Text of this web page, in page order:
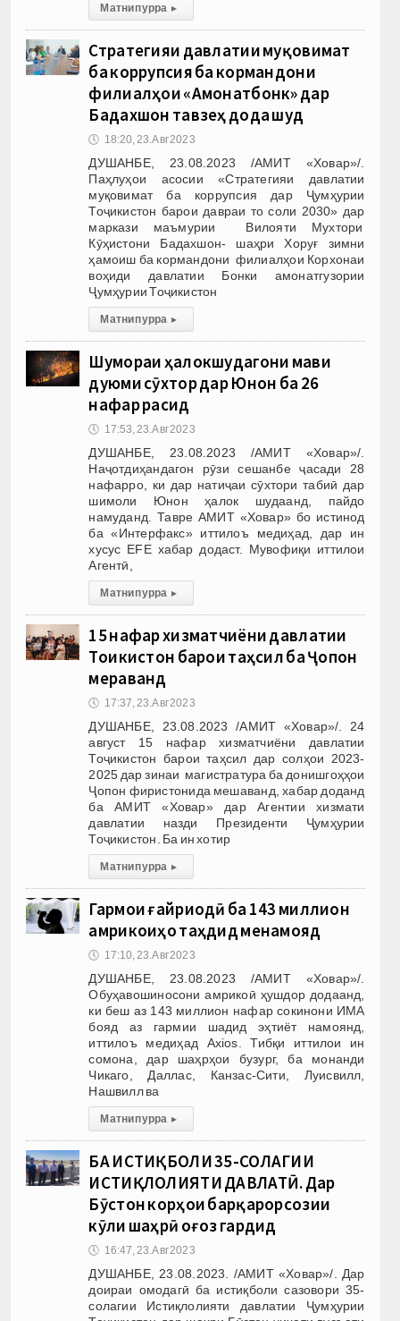
Матни пурра ▸
Стратегияи давлатии муқовимат
ба коррупсия ба кормандони
филиалҳои «Амонатбонк» дар
Бадахшон тавзеҳ дода шуд
🕔 18:20, 23.Авг 2023
ДУШАНБЕ, 23.08.2023 /АМИТ «Ховар»/.
Паҳлуҳои асосии «Стратегияи давлатии
муқовимат ба коррупсия дар Ҷумҳурии
Тоҷикистон барои давраи то соли 2030» дар
маркази маъмурии Вилояти Мухтори
Кӯҳистони Бадахшон- шаҳри Хоруғ зимни
ҳамоиш ба кормандони филиалҳои Корхонаи
воҳиди давлатии Бонки амонатгузории
Ҷумҳурии Тоҷикистон
Матни пурра ▸
Шумораи ҳалокшудагони мавҷи
дуюми сӯхтор дар Юнон ба 26
нафар расид
🕔 17:53, 23.Авг 2023
ДУШАНБЕ, 23.08.2023 /АМИТ «Ховар»/.
Наҷотдиҳандагон рӯзи сешанбе ҷасади 28
нафарро, ки дар натиҷаи сӯхтори табиӣ дар
шимоли Юнон ҳалок шудаанд, пайдо
намуданд. Тавре АМИТ «Ховар» бо истинод
ба «Интерфакс» иттилоъ медиҳад, дар ин
хусус EFE хабар додаст. Мувофиқи иттилои
Агентӣ,
Матни пурра ▸
15 нафар хизматчиёни давлатии
Тоҷикистон барои таҳсил ба Ҷопон
мераванд
🕔 17:37, 23.Авг 2023
ДУШАНБЕ, 23.08.2023 /АМИТ «Ховар»/. 24
август 15 нафар хизматчиёни давлатии
Тоҷикистон барои таҳсил дар солҳои 2023-
2025 дар зинаи магистратура ба донишгоҳҳои
Ҷопон фиристонида мешаванд, хабар доданд
ба АМИТ «Ховар» дар Агентии хизмати
давлатии назди Президенти Ҷумҳурии
Тоҷикистон. Ба ин хотир
Матни пурра ▸
Гармои ғайриодӣ ба 143 миллион
амрикоиҳо таҳдид менамояд
🕔 17:10, 23.Авг 2023
ДУШАНБЕ, 23.08.2023 /АМИТ «Ховар»/.
Обуҳавошиносони амрикоӣ ҳушдор додаанд,
ки беш аз 143 миллион нафар сокинони ИМА
бояд аз гармии шадид эҳтиёт намоянд,
иттилоъ медиҳад Axios. Тибқи иттилои ин
сомона, дар шаҳрҳои бузург, ба монанди
Чикаго, Даллас, Канзас-Сити, Луисвилл,
Нашвилл ва
Матни пурра ▸
БА ИСТИҚБОЛИ 35-СОЛАГИИ
ИСТИҚЛОЛИЯТИ ДАВЛАТӢ. Дар
Бӯстон корҳои барқарорсозии
кӯли шаҳрӣ оғоз гардид
🕔 16:47, 23.Авг 2023
ДУШАНБЕ, 23.08.2023. /АМИТ «Ховар»/. Дар
доираи омодагӣ ба истиқболи сазовори 35-
солагии Истиқлолияти давлатии Ҷумҳурии